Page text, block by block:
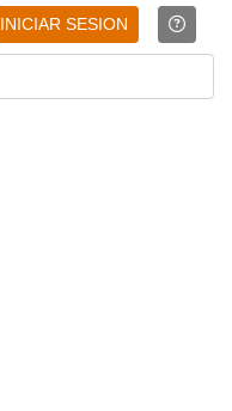
INICIAR SESION